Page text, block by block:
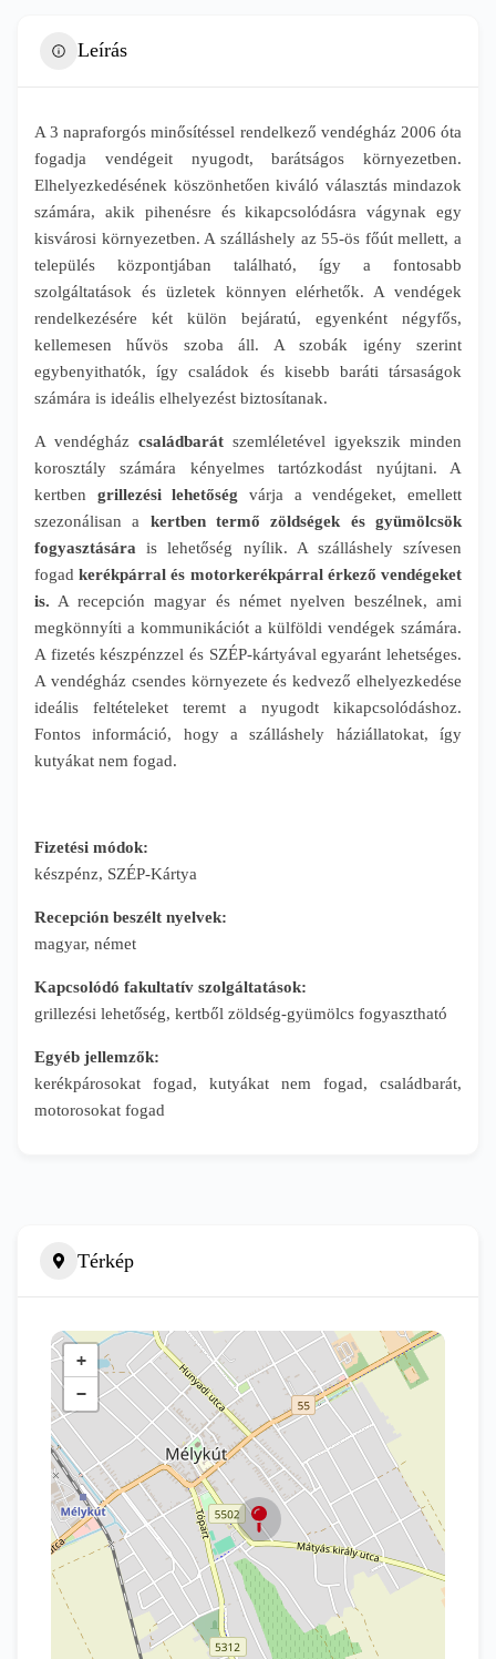
Leírás
A 3 napraforgós minősítéssel rendelkező vendégház 2006 óta
fogadja vendégeit nyugodt, barátságos környezetben.
Elhelyezkedésének köszönhetően kiváló választás mindazok
számára, akik pihenésre és kikapcsolódásra vágynak egy
kisvárosi környezetben. A szálláshely az 55-ös főút mellett, a
település központjában található, így a fontosabb
szolgáltatások és üzletek könnyen elérhetők. A vendégek
rendelkezésére két külön bejáratú, egyenként négyfős,
kellemesen hűvös szoba áll. A szobák igény szerint
egybenyithatók, így családok és kisebb baráti társaságok
számára is ideális elhelyezést biztosítanak.
A vendégház családbarát szemléletével igyekszik minden
korosztály számára kényelmes tartózkodást nyújtani. A
kertben grillezési lehetőség várja a vendégeket, emellett
szezonálisan a kertben termő zöldségek és gyümölcsök
fogyasztására is lehetőség nyílik. A szálláshely szívesen
fogad kerékpárral és motorkerékpárral érkező vendégeket
is. A recepción magyar és német nyelven beszélnek, ami
megkönnyíti a kommunikációt a külföldi vendégek számára.
A fizetés készpénzzel és SZÉP-kártyával egyaránt lehetséges.
A vendégház csendes környezete és kedvező elhelyezkedése
ideális feltételeket teremt a nyugodt kikapcsolódáshoz.
Fontos információ, hogy a szálláshely háziállatokat, így
kutyákat nem fogad.
Fizetési módok:
készpénz, SZÉP-Kártya
Recepción beszélt nyelvek:
magyar, német
Kapcsolódó fakultatív szolgáltatások:
grillezési lehetőség, kertből zöldség-gyümölcs fogyasztható
Egyéb jellemzők:
kerékpárosokat fogad, kutyákat nem fogad, családbarát,
motorosokat fogad
Térkép
+
−